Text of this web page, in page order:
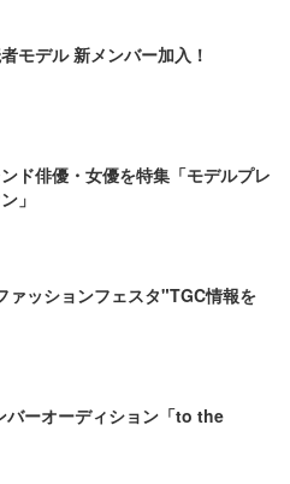
モデル 新メンバー加入！
ド俳優・女優を特集「モデルプレ
」
ァッションフェスタ"TGC情報を
ーオーディション「to the